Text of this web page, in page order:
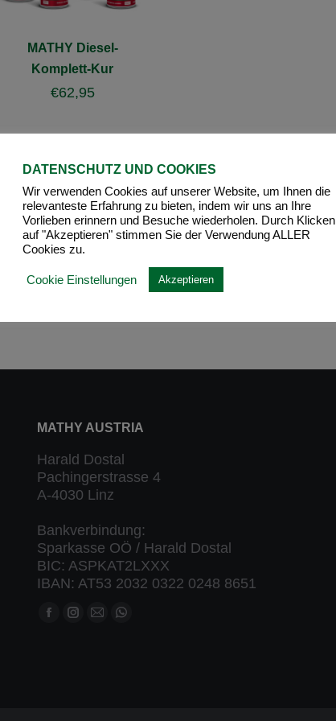
MATHY Diesel-
Komplett-Kur
€62,95
MATHY AUSTRIA
Harald Dostal
Pachingerstrasse 4
A-4030 Linz
Bankverbindung:
Sparkasse OÖ / Harald Dostal
BIC: ASPKAT2LXXX
IBAN: AT53 2032 0322 0248 8651
Finden Sie uns auf:
Facebook
Instagram
MailWhatsapp
DATENSCHUTZ UND COOKIES
Wir verwenden Cookies auf unserer Website, um Ihnen die
relevanteste Erfahrung zu bieten, indem wir uns an Ihre
Vorlieben erinnern und Besuche wiederholen. Durch Klicken
auf "Akzeptieren" stimmen Sie der Verwendung ALLER
Cookies zu.
Cookie Einstellungen Akzeptieren